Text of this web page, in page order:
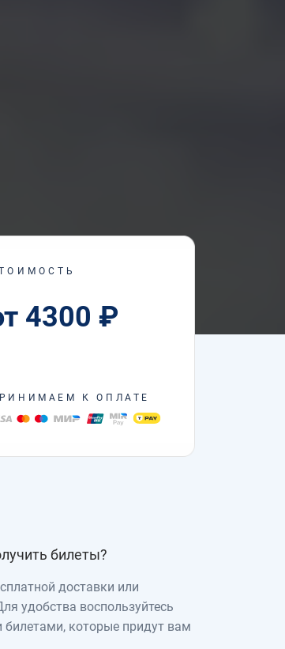
4300 ₽
К ОПЛАТЕ
билеты?
доставки или
удобства воспользуйтесь
которые придут вам